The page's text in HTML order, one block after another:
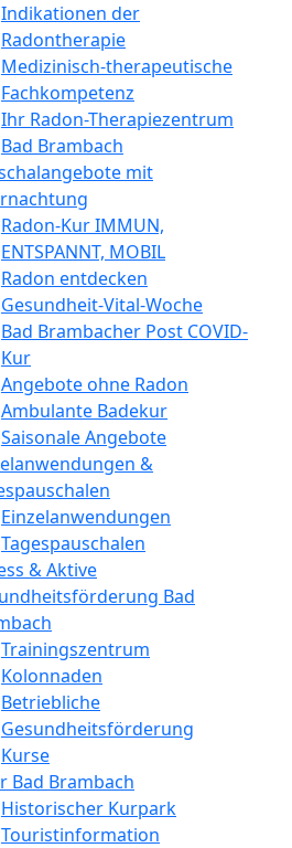
Indikationen der
Radontherapie
Medizinisch-therapeutische
Fachkompetenz
Ihr Radon-Therapiezentrum
Bad Brambach
mit
Radon-Kur IMMUN,
ENTSPANNT, MOBIL
Radon entdecken
Gesundheit-Vital-Woche
Bad Brambacher Post COVID-
Kur
Angebote ohne Radon
Ambulante Badekur
Saisonale Angebote
&
Einzelanwendungen
Tagespauschalen
& Aktive
Bad
Trainingszentrum
Kolonnaden
Betriebliche
Gesundheitsförderung
Kurse
Bad Brambach
Historischer Kurpark
Touristinformation